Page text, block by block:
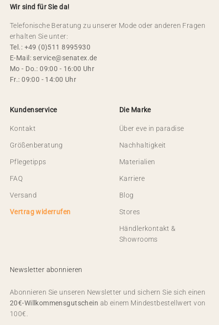
Wir sind für Sie da!
Telefonische Beratung zu unserer Mode oder anderen Fragen
erhalten Sie unter:
Tel.: +49 (0)511 8995930
E-Mail: service@senatex.de
Mo - Do.: 09:00 - 16:00 Uhr
Fr.: 09:00 - 14:00 Uhr
Kundenservice
Kontakt
Größenberatung
Pflegetipps
FAQ
Versand
Vertrag widerrufen
Die Marke
Über eve in paradise
Nachhaltigkeit
Materialien
Karriere
Blog
Stores
Händlerkontakt &
Showrooms
Newsletter abonnieren
Abonnieren Sie unseren Newsletter und sichern Sie sich einen
20€-Willkommensgutschein ab einem Mindestbestellwert von
100€.